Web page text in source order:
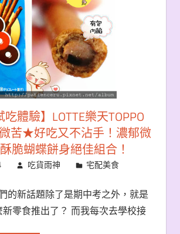
吃體驗】LOTTE樂天TOPPO
苦★好吃又不沾手！濃郁微
脆蝴蝶餅身絕佳組合！
吃貨雨神 宅配美食
的新話題除了是期中考之外，就是
零食推出了？ 而我每次去學校接